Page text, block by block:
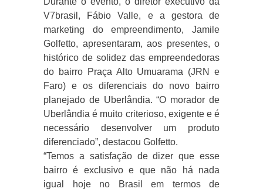
V7brasil, Fábio Valle, e a gestora de
marketing do empreendimento, Jamile
Golfetto, apresentaram, aos presentes, o
histórico de solidez das empreendedoras
do bairro Praça Alto Umuarama (JRN e
Faro) e os diferenciais do novo bairro
planejado de Uberlândia. “O morador de
Uberlândia é muito criterioso, exigente e é
necessário desenvolver um produto
diferenciado”, destacou Golfetto.
“Temos a satisfação de dizer que esse
bairro é exclusivo e que não há nada
igual hoje no Brasil em termos de